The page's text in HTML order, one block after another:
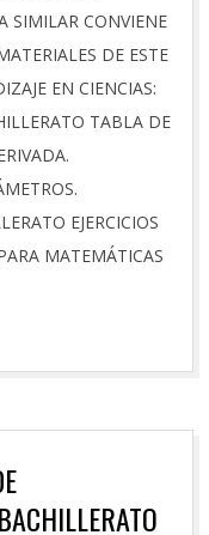
SIMILAR CONVIENE
DE ESTE
EN CIENCIAS:
TABLA DE
EJERCICIOS
MATEMÁTICAS